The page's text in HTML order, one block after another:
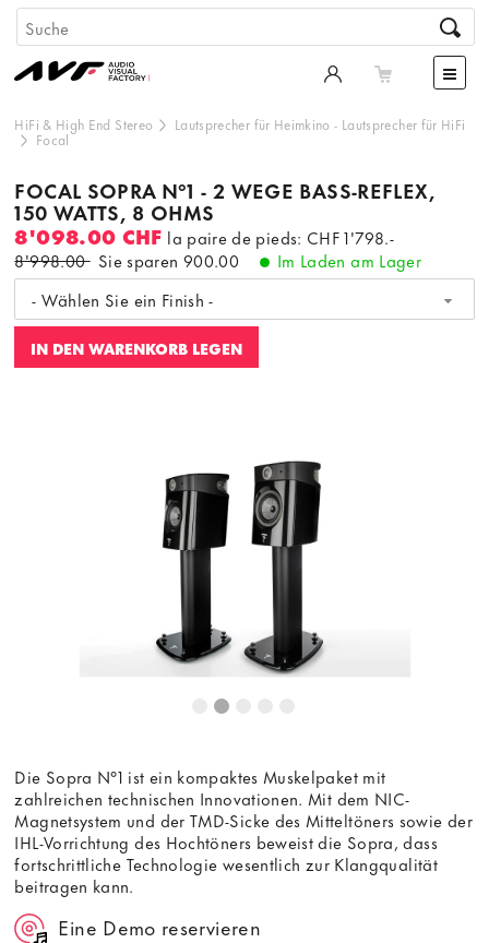
HiFi & High End Stereo Lautsprecher für Heimkino - Lautsprecher für HiFi
Focal
FOCAL SOPRA N°1 - 2 WEGE BASS-REFLEX,
150 WATTS, 8 OHMS
8'098.00 CHF la paire de pieds: CHF 1'798.-
8'998.00 Sie sparen 900.00
Im Laden am Lager
- Wählen Sie ein Finish -
IN DEN WARENKORB LEGEN
Dieser Inhalt wird von einer dritten Partei gehostet. Durch
die Anzeige des externen Inhalts akzeptieren Sie die
Bedingungenvon youtube.com.
Video laden Frag nicht mehr
Die Sopra N°1 ist ein kompaktes Muskelpaket mit
zahlreichen technischen Innovationen. Mit dem NIC-
Magnetsystem und der TMD-Sicke des Mitteltöners sowie der
IHL-Vorrichtung des Hochtöners beweist die Sopra, dass
fortschrittliche Technologie wesentlich zur Klangqualität
beitragen kann.
Eine Demo reservieren